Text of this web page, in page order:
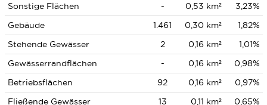
Sonstige Flächen - 0,53 km²
3,23%
Gebäude
1.461 0,30 km²
1,82%
Stehende Gewässer
2 0,16 km²
1,01%
Gewässerrandflächen
- 0,16 km²
0,98%
Betriebsflächen
92 0,16 km²
0,97%
Fließende Gewässer
13 0,11 km²
0,65%